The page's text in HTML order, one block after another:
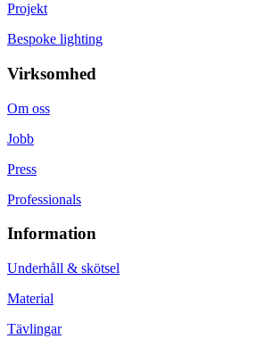
Projekt
Bespoke lighting
Virksomhed
Om oss
Jobb
Press
Professionals
Information
Underhåll & skötsel
Material
Tävlingar